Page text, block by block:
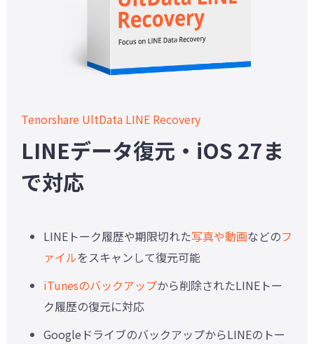
Tenorshare UltData LINE Recovery
LINEデータ復元・iOS 27ま
で対応
LINEトーク履歴や期限切れた写真や動画などのフ
ァイルをスキャンして復元可能
iTunesのバックアップから削除されたLINEトー
ク履歴の復元に対応
GoogleドライブのバックアップからLINEのトー